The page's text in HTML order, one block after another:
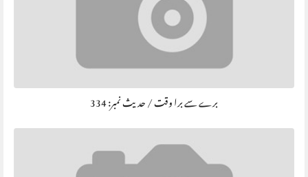
برے سے برا وقت / حديث نمبر: 334